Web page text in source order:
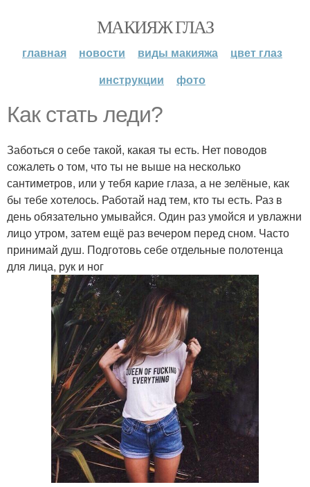
МАКИЯЖ ГЛАЗ
главная новости виды макияжа
цвет глаз
инструкции
фото
Как стать леди?
Заботься о себе такой, какая ты есть. Нет поводов
сожалеть о том, что ты не выше на несколько
сантиметров, или у тебя карие глаза, а не зелёные, как
бы тебе хотелось. Работай над тем, кто ты есть. Раз в
день обязательно умывайся. Один раз умойся и увлажни
лицо утром, затем ещё раз вечером перед сном. Часто
принимай душ. Подготовь себе отдельные полотенца
для лица, рук и ног